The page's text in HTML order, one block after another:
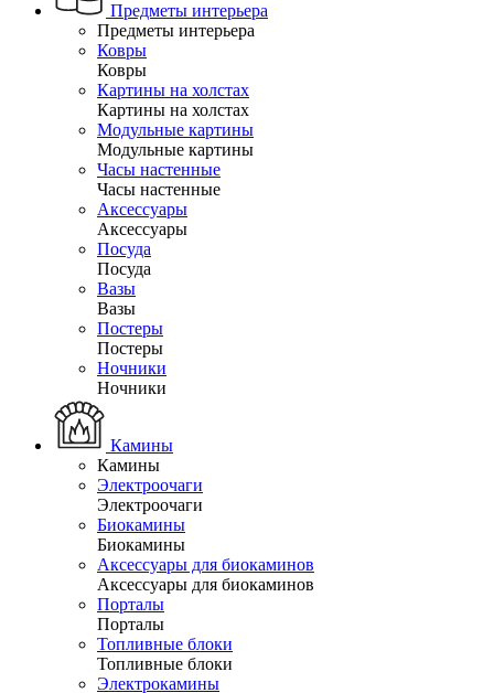
Предметы интерьера
Предметы интерьера
Ковры
Ковры
Картины на холстах
Картины на холстах
Модульные картины
Модульные картины
Часы настенные
Часы настенные
Аксессуары
Аксессуары
Посуда
Посуда
Вазы
Вазы
Постеры
Постеры
Ночники
Ночники
Камины
Камины
Электроочаги
Электроочаги
Биокамины
Биокамины
Аксессуары для биокаминов
Аксессуары для биокаминов
Порталы
Порталы
Топливные блоки
Топливные блоки
Электрокамины